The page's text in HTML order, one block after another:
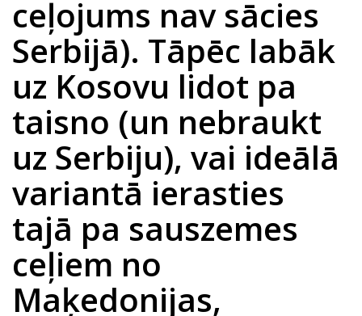
ceļojums nav sācies
Serbijā). Tāpēc labāk
uz Kosovu lidot pa
taisno (un nebraukt
uz Serbiju), vai ideālā
variantā ierasties
tajā pa sauszemes
ceļiem no
Maķedonijas,